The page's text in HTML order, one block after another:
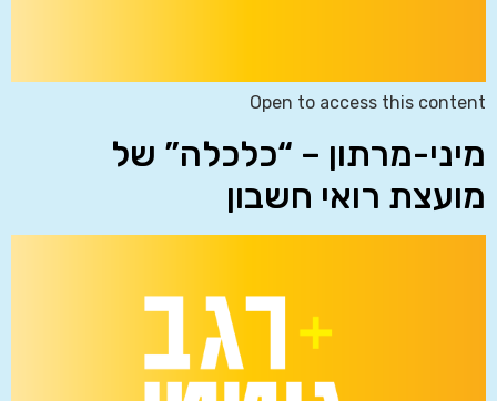
Open to access this content
מיני-מרתון – “כלכלה” של
מועצת רואי חשבון